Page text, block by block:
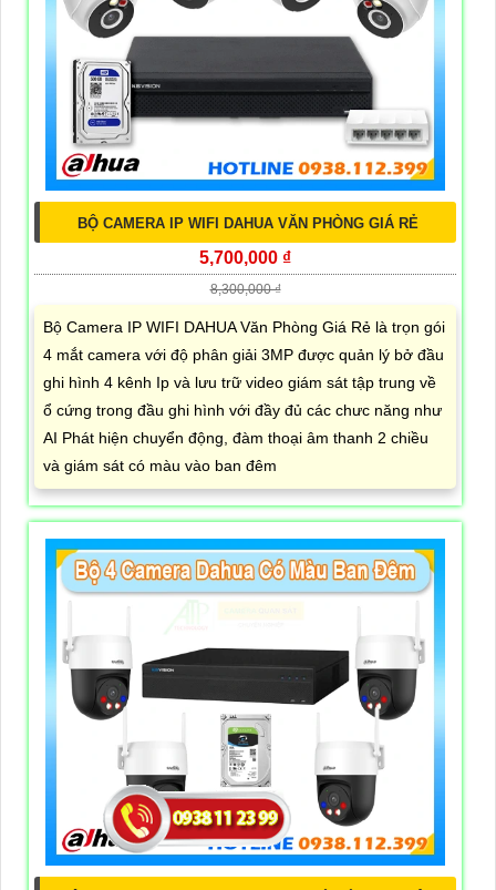
BỘ CAMERA IP WIFI DAHUA VĂN PHÒNG GIÁ RẺ
5,700,000 ₫
8,300,000 ₫
Bộ Camera IP WIFI DAHUA Văn Phòng Giá Rẻ là trọn gói
4 mắt camera với độ phân giải 3MP được quản lý bở đầu
ghi hình 4 kênh Ip và lưu trữ video giám sát tập trung về
ổ cứng trong đầu ghi hình với đầy đủ các chưc năng như
AI Phát hiện chuyển động, đàm thoại âm thanh 2 chiều
và giám sát có màu vào ban đêm